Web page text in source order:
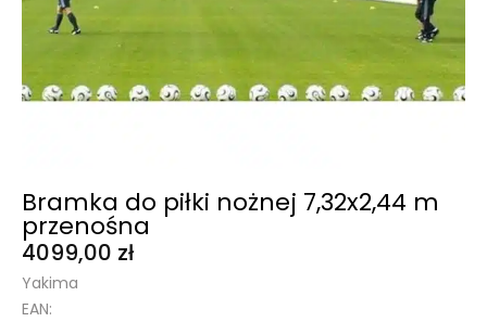
Bramka do piłki nożnej 7,32x2,44 m
przenośna
4099,00 zł
Yakima
EAN: